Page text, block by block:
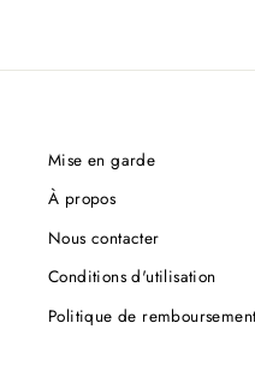
Mise en garde
À propos
Nous contacter
Conditions d'utilisation
Politique de